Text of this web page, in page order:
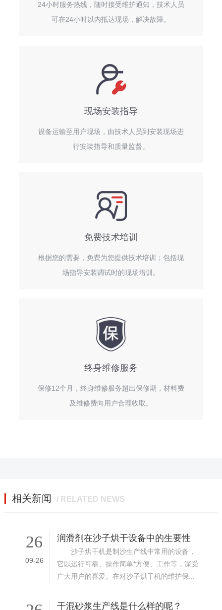
24小时服务热线，随时接受维护通知，技术人员
可在24小时以内抵达现场，解决故障。
现场安装指导
设备运输至用户现场，由技术人员到安装现场进
行安装指导和质量监督。
免费技术培训
根据您的需要，免费为您提供技术培训；包括现
场指导安装调试时的现场培训。
终身维修服务
保修12个月，终身维修服务超出保修期，材料费
及维修费向用户合理收取。
相关新闻 / RELATED NEWS
26
09-26
润滑剂在沙子烘干设备中的生要性
沙子烘干机是制沙生产线中常用的设备，
它以运行可靠、操作简单*方便、工作等，深受
广大用户的喜爱。在对沙子烘干机的维护保...
干混砂浆生产线是什么样的呢？